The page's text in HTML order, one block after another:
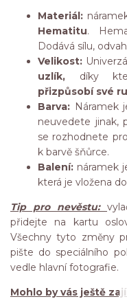
Materiál:
Hematitu.
Dodává sílu,
Velikost:
uzlík, díky
přizpůsobí své
Barva: Náramek
neuvedete jinak,
se rozhodnete
k barvě šňůrce.
Balení: náramek
která je vložena do
Tip pro nevěstu:
přidejte na kartu
Všechny tyto změny
pište do speciálního
vedle hlavní fotografie.
Mohlo by vás ještě